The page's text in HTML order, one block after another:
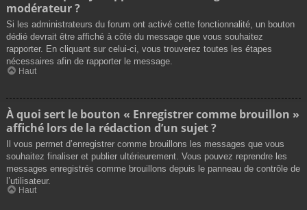
modérateur ?
Si les administrateurs du forum ont activé cette fonctionnalité, un bouton
dédié devrait être affiché à côté du message que vous souhaitez
rapporter. En cliquant sur celui-ci, vous trouverez toutes les étapes
nécessaires afin de rapporter le message.
Haut
À quoi sert le bouton « Enregistrer comme brouillon »
affiché lors de la rédaction d’un sujet ?
Il vous permet d’enregistrer comme brouillons les messages que vous
souhaitez finaliser et publier ultérieurement. Vous pouvez reprendre les
messages enregistrés comme brouillons depuis le panneau de contrôle de
l’utilisateur.
Haut